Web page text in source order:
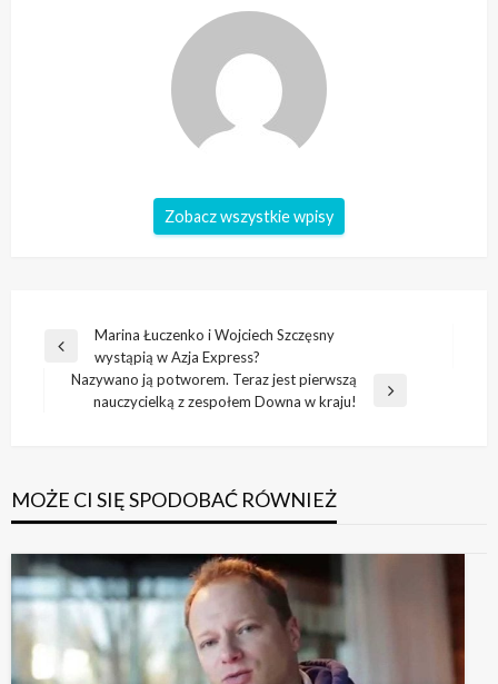
Zobacz wszystkie wpisy
Nawigacja
wpisu
Poprzedni
wpis
Marina Łuczenko i Wojciech Szczęsny
wystąpią w Azja Express?
Następny
Nazywano ją potworem. Teraz jest pierwszą
nauczycielką z zespołem Downa w kraju!
MOŻE CI SIĘ SPODOBAĆ RÓWNIEŻ